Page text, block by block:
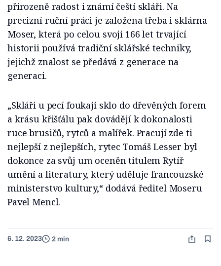
přirozeně radost i známí čeští skláři. Na
precizní ruční práci je založena třeba i sklárna
Moser, která po celou svoji 166 let trvající
historii používá tradiční sklářské techniky,
jejichž znalost se předává z generace na
generaci.
„Skláři u pecí foukají sklo do dřevěných forem
a krásu křišťálu pak dovádějí k dokonalosti
ruce brusičů, rytců a malířek. Pracují zde ti
nejlepší z nejlepších, rytec Tomáš Lesser byl
dokonce za svůj um oceněn titulem Rytíř
umění a literatury, který uděluje francouzské
ministerstvo kultury,“ dodává ředitel Moseru
Pavel Mencl.
6. 12. 2023 2 min